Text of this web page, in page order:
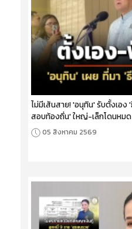
ไม่มีเส้นสาย! 'อนุทิน' รับตั้งเอ
สอบท้องถิ่น' ใหญ่-เล็กโดนหมด
05 สิงหาคม 2569